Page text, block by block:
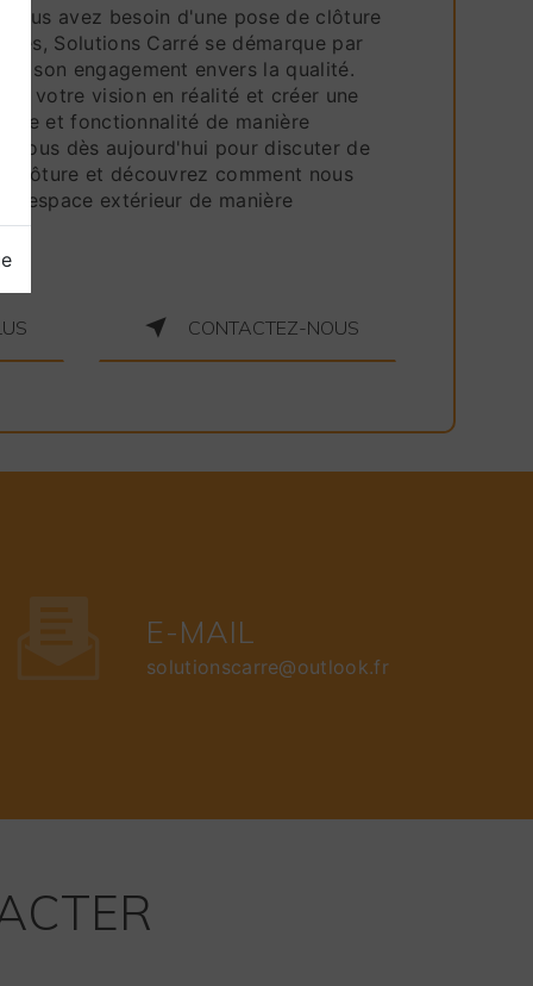
vous avez besoin d'une pose de clôture
Solutions Carré se démarque par
son engagement envers la qualité.
votre vision en réalité et créer une
et fonctionnalité de manière
nous dès aujourd'hui pour discuter de
clôture et découvrez comment nous
espace extérieur de manière
CONTACTEZ-NOUS
E-MAIL
solutionscarre@outlook.fr